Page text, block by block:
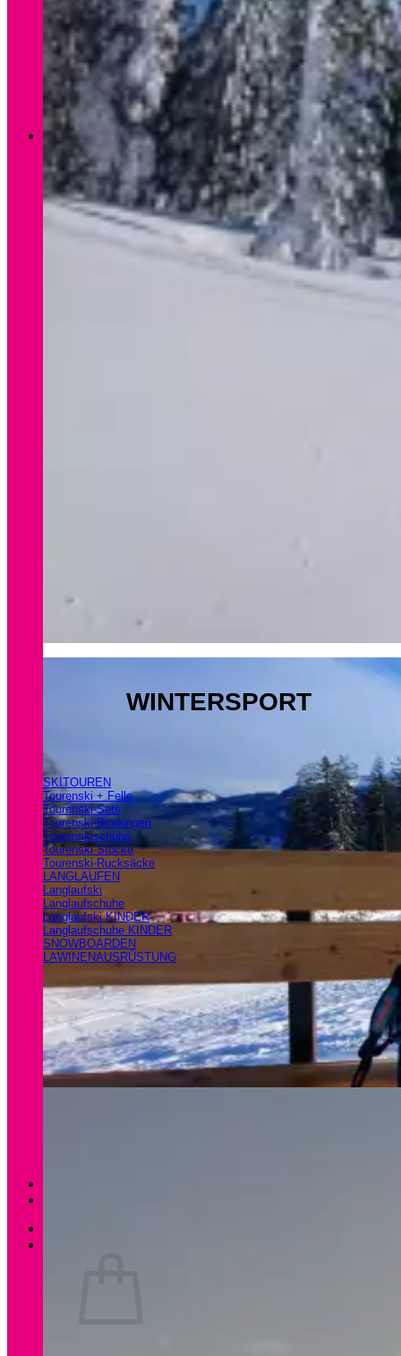
Verleih Winter
WINTER
WINTERSPORT
SKITOUREN
Tourenski + Felle
Tourenski-Sets
Tourenski-Bindungen
Tourenskischuhe
Tourenski Stöcke
Tourenski-Rucksäcke
LANGLAUFEN
Langlaufski
Langlaufschuhe
Langlaufski KINDER
Langlaufschuhe KINDER
SNOWBOARDEN
LAWINENAUSRÜSTUNG